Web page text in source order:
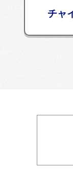
チャ